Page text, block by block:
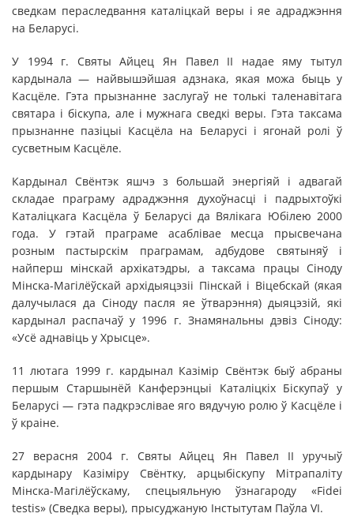
сведкам пераследвання каталіцкай веры і яе адраджэння
на Беларусі.
У 1994 г. Святы Айцец Ян Павел ІІ надае яму тытул
кардынала — найвышэйшая адзнака, якая можа быць у
Касцёле. Гэта прызнанне заслугаў не толькі таленавітага
святара і біскупа, але і мужнага сведкі веры. Гэта таксама
прызнанне пазіцыі Касцёла на Беларусі і ягонай ролі ў
сусветным Касцёле.
Кардынал Свёнтэк яшчэ з большай энергіяй і адвагай
складае праграму адраджэння духоўнасці і падрыхтоўкі
Каталіцкага Касцёла ў Беларусі да Вялікага Юбілею 2000
года. У гэтай праграме асаблівае месца прысвечана
розным пастырскім праграмам, адбудове святыняў і
найперш мінскай архікатэдры, а таксама працы Сіноду
Мінска-Магілёўскай архідыяцэзіі Пінскай і Віцебскай (якая
далучылася да Сіноду пасля яе ўтварэння) дыяцэзій, які
кардынал распачаў у 1996 г. Знамянальны дэвіз Сіноду:
«Усё аднавіць у Хрысце».
11 лютага 1999 г. кардынал Казімір Свёнтэк быў абраны
першым Старшынёй Канферэнцыі Каталіцкіх Біскупаў у
Беларусі — гэта падкрэслівае яго вядучую ролю ў Касцёле і
ў краіне.
27 верасня 2004 г. Святы Айцец Ян Павел ІІ уручыў
кардынару Казіміру Свёнтку, арцыбіскупу Мітрапаліту
Мінска-Магілёўскаму, спецыяльную ўзнагароду «Fidei
testis» (Сведка веры), прысуджаную Інстытутам Паўла VI.